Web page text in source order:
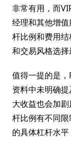
非常有用，而
经理和其他增
杆比例和费用
和交易风格选择
值得一提的是
资料中未明确
大收益也会加
杆比例有不同
的具体杠杆水平